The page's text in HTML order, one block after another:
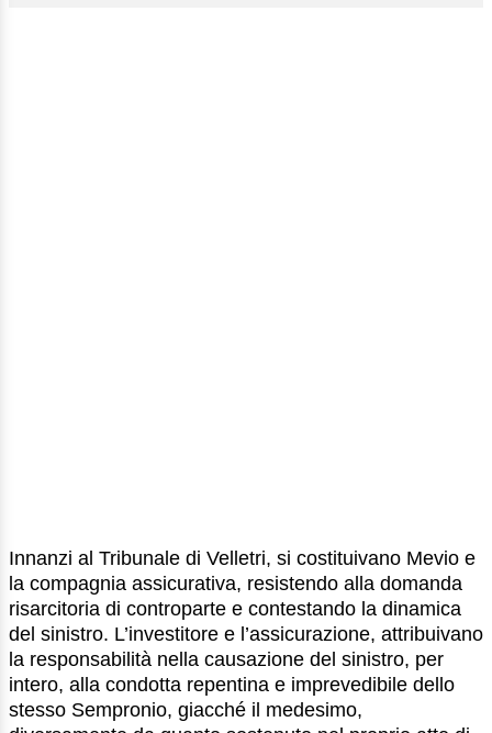
Innanzi al Tribunale di Velletri, si costituivano Mevio e
la compagnia assicurativa, resistendo alla domanda
risarcitoria di controparte e contestando la dinamica
del sinistro. L’investitore e l’assicurazione, attribuivano
la responsabilità nella causazione del sinistro, per
intero, alla condotta repentina e imprevedibile dello
stesso Sempronio, giacché il medesimo,